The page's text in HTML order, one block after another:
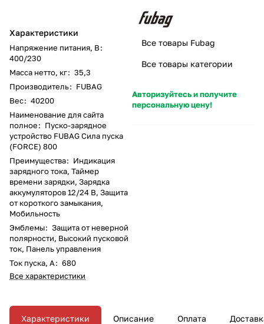
Характеристики
Напряжение питания, В:
400/230
Масса нетто, кг: 35,3
Производитель: FUBAG
Вес: 40200
Наименование для сайта
полное: Пуско-зарядное
устройство FUBAG Сила пуска
(FORCE) 800
Преимущества: Индикация
зарядного тока, Таймер
времени зарядки, Зарядка
аккумуляторов 12/24 В, Защита
от короткого замыкания,
Мобильность
Эмблемы: Защита от неверной
полярности, Высокий пусковой
ток, Панель управления
Ток пуска, А: 680
Все характеристики
Все товары Fubag
Все товары категории
Авторизуйтесь и получите
персональную цену!
Характеристики Описание Оплата